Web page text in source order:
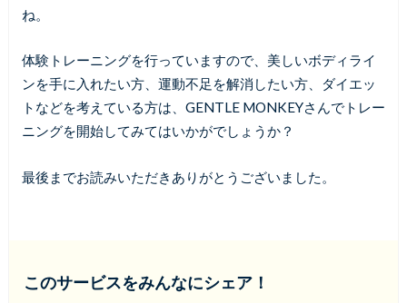
ね。
体験トレーニングを行っていますので、美しいボディライ
ンを手に入れたい方、運動不足を解消したい方、ダイエッ
トなどを考えている方は、GENTLE MONKEYさんでトレー
ニングを開始してみてはいかがでしょうか？
最後までお読みいただきありがとうございました。
このサービスをみんなにシェア！